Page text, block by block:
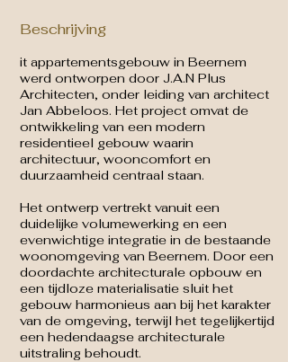
Beschrijving
it appartementsgebouw in Beernem
werd ontworpen door J.A.N Plus
Architecten, onder leiding van architect
Jan Abbeloos. Het project omvat de
ontwikkeling van een modern
residentieel gebouw waarin
architectuur, wooncomfort en
duurzaamheid centraal staan.
Het ontwerp vertrekt vanuit een
duidelijke volumewerking en een
evenwichtige integratie in de bestaande
woonomgeving van Beernem. Door een
doordachte architecturale opbouw en
een tijdloze materialisatie sluit het
gebouw harmonieus aan bij het karakter
van de omgeving, terwijl het tegelijkertijd
een hedendaagse architecturale
uitstraling behoudt.